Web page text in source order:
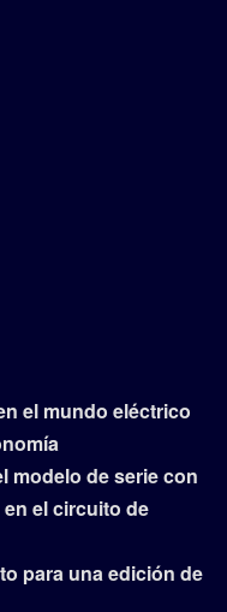
el mundo eléctrico
modelo de serie con
el circuito de
para una edición de